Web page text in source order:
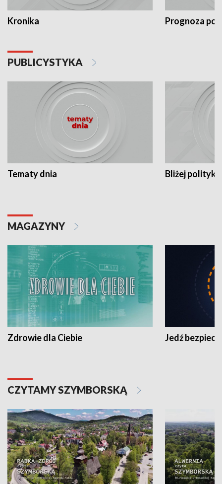
Kronika Prognoza
PUBLICYSTYKA
Tematy dnia Bliżej polityki
MAGAZYNY
Zdrowie dla Ciebie Jedź
CZYTAMY SZYMBORSKĄ